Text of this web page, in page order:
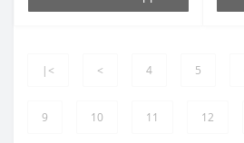
|< < 4 5
9 10 11 12